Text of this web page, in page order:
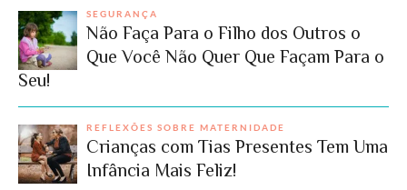
SEGURANÇA
Não Faça Para o Filho dos Outros o
Que Você Não Quer Que Façam Para o
Seu!
REFLEXÕES SOBRE MATERNIDADE
Crianças com Tias Presentes Tem Uma
Infância Mais Feliz!